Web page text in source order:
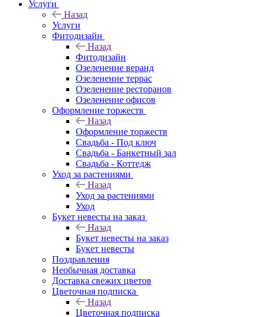
Услуги
Назад
Услуги
Фитодизайн
Назад
Фитодизайн
Озеленение веранд
Озеленение террас
Озеленение ресторанов
Озеленение офисов
Оформление торжеств
Назад
Оформление торжеств
Свадьба - Под ключ
Свадьба - Банкетный зал
Свадьба - Коттедж
Уход за растениями
Назад
Уход за растениями
Уход
Букет невесты на заказ
Назад
Букет невесты на заказ
Букет невесты
Поздравления
Необычная доставка
Доставка свежих цветов
Цветочная подписка
Назад
Цветочная подписка